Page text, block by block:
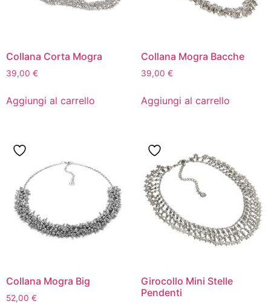
Collana Corta Mogra
39,00 €
Aggiungi al carrello
Collana Mogra Bacche
39,00 €
Aggiungi al carrello
Collana Mogra Big
52,00 €
Girocollo Mini Stelle
Pendenti